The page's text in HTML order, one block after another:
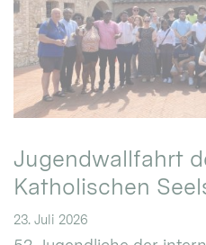
Jugendwallfahrt
Katholischen
23. Juli 2026